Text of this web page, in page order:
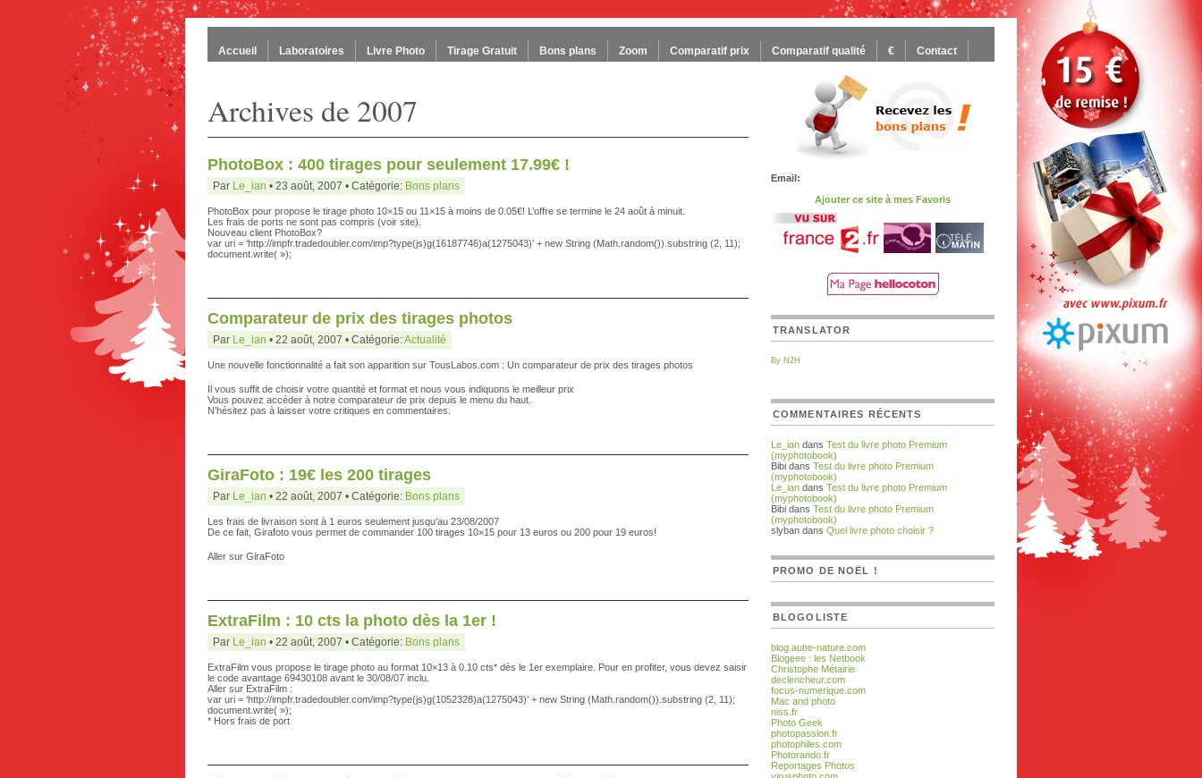
Accueil Laboratoires Livre Photo Tirage Gratuit Bons plans Zoom Comparatif prix Comparatif qualité € Contact
Archives de 2007
PhotoBox : 400 tirages pour seulement 17.99€ !
Par Le_ian • 23 août, 2007 • Catégorie: Bons plans
PhotoBox pour propose le tirage photo 10×15 ou 11×15 à moins de 0.05€! L’offre se termine le 24 août à minuit.
Les frais de ports ne sont pas compris (voir site).
Nouveau client PhotoBox?
var uri = ‘http://impfr.tradedoubler.com/imp?type(js)g(16187746)a(1275043)’ + new String (Math.random()).substring (2, 11);
document.write( »);
Comparateur de prix des tirages photos
Par Le_ian • 22 août, 2007 • Catégorie:Actualité
Une nouvelle fonctionnalité a fait son apparition sur TousLabos.com : Un comparateur de prix des tirages photos
Il vous suffit de choisir votre quantité et format et nous vous indiquons le meilleur prix
Vous pouvez accéder à notre comparateur de prix depuis le menu du haut.
N’hésitez pas à laisser votre critiques en commentaires.
GiraFoto : 19€ les 200 tirages
Par Le_ian • 22 août, 2007 • Catégorie: Bons plans
Les frais de livraison sont à 1 euros seulement jusqu’au 23/08/2007
De ce fait, Girafoto vous permet de commander 100 tirages 10×15 pour 13 euros ou 200 pour 19 euros!
Aller sur GiraFoto
ExtraFilm : 10 cts la photo dès la 1er !
Par Le_ian • 22 août, 2007 • Catégorie: Bons plans
ExtraFilm vous propose le tirage photo au format 10×13 à 0.10 cts* dès le 1er exemplaire. Pour en profiter, vous devez saisir
le code avantage 69430108 avant le 30/08/07 inclu.
Aller sur ExtraFilm :
var uri = ‘http://impfr.tradedoubler.com/imp?type(js)g(1052328)a(1275043)’ + new String (Math.random()).substring (2, 11);
document.write( »);
* Hors frais de port
Email:
Ajouter ce site à mes Favoris
TRANSLATOR
By N2H
COMMENTAIRES RÉCENTS
Le_ian dans Test du livre photo Premium
(myphotobook)
Bibi dans Test du livre photo Premium
(myphotobook)
Le_ian dans Test du livre photo Premium
(myphotobook)
Bibi dans Test du livre photo Premium
(myphotobook)
slyban dans Quel livre photo choisir ?
PROMO DE NOËL !
BLOGOLISTE
blog.aube-nature.com
Blogeee : les Netbook
Christophe Métairie
declencheur.com
focus-numerique.com
Mac and photo
niss.fr
Photo Geek
photopassion.fr
photophiles.com
Photorando.fr
Reportages Photos